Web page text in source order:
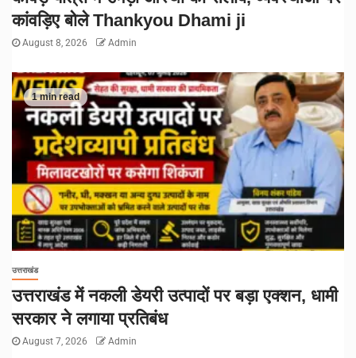
कांवड़िए बोले Thankyou Dhami ji
August 8, 2026 Admin
1 min read
उत्तराखंड
उत्तराखंड में नकली डेयरी उत्पादों पर बड़ा एक्शन, धामी
सरकार ने लगाया प्रतिबंध
August 7, 2026 Admin